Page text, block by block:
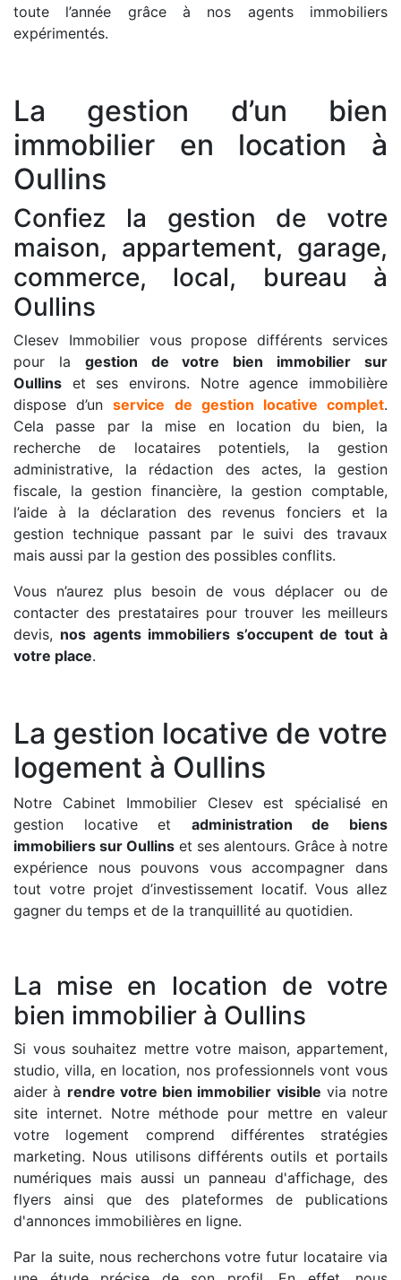
toute l’année grâce à nos agents immobiliers
expérimentés.
La gestion d’un bien
immobilier en location à
Oullins
Confiez la gestion de votre
maison, appartement, garage,
commerce, local, bureau à
Oullins
Clesev Immobilier vous propose différents services
pour la gestion de votre bien immobilier sur
Oullins et ses environs. Notre agence immobilière
dispose d’unservice de gestion locative complet.
Cela passe par la mise en location du bien, la
recherche de locataires potentiels, la gestion
administrative, la rédaction des actes, la gestion
fiscale, la gestion financière, la gestion comptable,
l’aide à la déclaration des revenus fonciers et la
gestion technique passant par le suivi des travaux
mais aussi par la gestion des possibles conflits.
Vous n’aurez plus besoin de vous déplacer ou de
contacter des prestataires pour trouver les meilleurs
devis, nos agents immobiliers s’occupent de tout à
votre place.
La gestion locative de votre
logement à Oullins
Notre Cabinet Immobilier Clesev est spécialisé en
gestion locative et administration de biens
immobiliers sur Oullins et ses alentours. Grâce à notre
expérience nous pouvons vous accompagner dans
tout votre projet d’investissement locatif. Vous allez
gagner du temps et de la tranquillité au quotidien.
La mise en location de votre
bien immobilier à Oullins
Si vous souhaitez mettre votre maison, appartement,
studio, villa, en location, nos professionnels vont vous
aider à rendre votre bien immobilier visible via notre
site internet. Notre méthode pour mettre en valeur
votre logement comprend différentes stratégies
marketing. Nous utilisons différents outils et portails
numériques mais aussi un panneau d'affichage, des
flyers ainsi que des plateformes de publications
d'annonces immobilières en ligne.
Par la suite, nous recherchons votre futur locataire via